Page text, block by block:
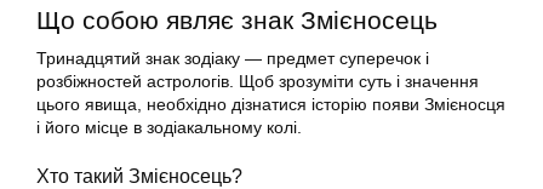
Що собою являє знак Змієносець
Тринадцятий знак зодіаку — предмет суперечок і
розбіжностей астрологів. Щоб зрозуміти суть і значення
цього явища, необхідно дізнатися історію появи Змієносця
і його місце в зодіакальному колі.
Хто такий Змієносець?